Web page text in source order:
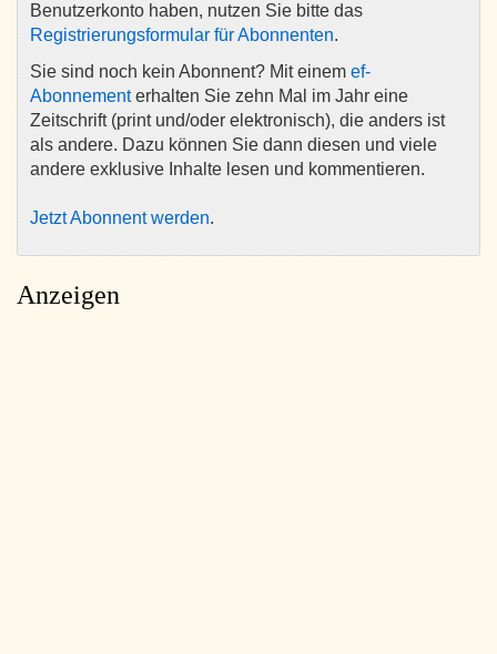
Benutzerkonto haben, nutzen Sie bitte das
Registrierungsformular für Abonnenten.
Sie sind noch kein Abonnent? Mit einem ef-
Abonnementerhalten Sie zehn Mal im Jahr eine
Zeitschrift (print und/oder elektronisch), die anders ist
als andere. Dazu können Sie dann diesen und viele
andere exklusive Inhalte lesen und kommentieren.
Jetzt Abonnent werden.
Anzeigen